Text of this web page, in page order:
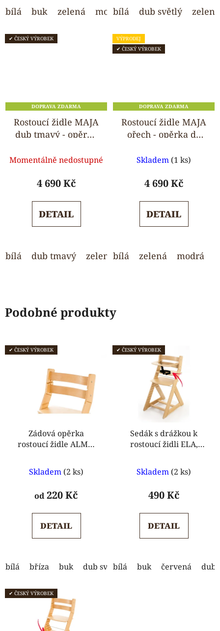
bílá buk zelená modrá růžová světle šedá
bílá dub světlý zelená
✔ ČESKÝ VÝROBEK
DOPRAVA ZDARMA
Rostoucí židle MAJA
dub tmavý - opěrka
hodnocení
produktu
5,0
z
Momentálně nedostupné
4 690 Kč
DETAIL
bílá dub tmavý zelená modrá růžová
VÝPRODEJ
✔ ČESKÝ VÝROBEK
DOPRAVA ZDARMA
Rostoucí židle MAJA
ořech - opěrka do
hodnocení
produktu
5,0
z
Skladem (1 ks)
4 690 Kč
DETAIL
bílá zelená modrá
Podobné produkty
✔ ČESKÝ VÝROBEK
Zádová opěrka
rostoucí židle ALMA,
hodnocení
produktu
5,0
z
Skladem (2 ks)
od220 Kč
DETAIL
bílá bříza buk dub světlý dub tmavý ořech
✔ ČESKÝ VÝROBEK
Sedák s drážkou k
rostoucí židli ELA,
hodnocení
produktu
5,0
z
Skladem (2 ks)
490 Kč
DETAIL
bílá buk červená dub
✔ ČESKÝ VÝROBEK